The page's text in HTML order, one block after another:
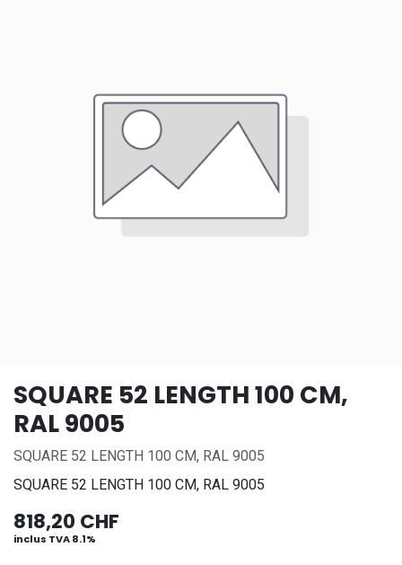
SQUARE 52 LENGTH 100 CM,
RAL 9005
SQUARE 52 LENGTH 100 CM, RAL 9005
SQUARE 52 LENGTH 100 CM, RAL 9005
818,20 CHF
inclus TVA 8.1%